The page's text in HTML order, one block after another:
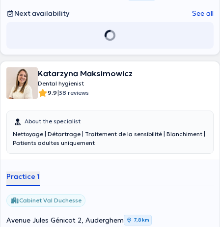
Next availability See all
Katarzyna Maksimowicz
Dental hygienist
9.9|38 reviews
About the specialist
Nettoyage | Détartrage | Traitement de la sensibilité | Blanchiment |
Patients adultes uniquement
Practice 1
Cabinet Val Duchesse
Avenue Jules Génicot 2, Auderghem 7,8 km